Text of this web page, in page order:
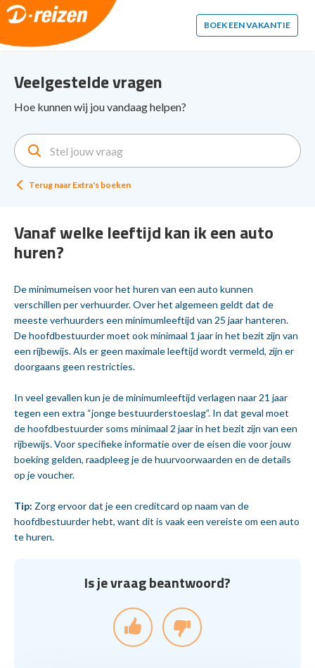
2. Paste this code immediately after the opening tag:
BOEK EEN VAKANTIE
Veelgestelde vragen
Hoe kunnen wij jou vandaag helpen?
Terug naar Extra's boeken
Vanaf welke leeftijd kan ik een auto
huren?
De minimumeisen voor het huren van een auto kunnen
verschillen per verhuurder. Over het algemeen geldt dat de
meeste verhuurders een minimumleeftijd van 25 jaar hanteren.
De hoofdbestuurder moet ook minimaal 1 jaar in het bezit zijn van
een rijbewijs. Als er geen maximale leeftijd wordt vermeld, zijn er
doorgaans geen restricties.
In veel gevallen kun je de minimumleeftijd verlagen naar 21 jaar
tegen een extra “jonge bestuurderstoeslag”. In dat geval moet
de hoofdbestuurder soms minimaal 2 jaar in het bezit zijn van een
rijbewijs. Voor specifieke informatie over de eisen die voor jouw
boeking gelden, raadpleeg je de huurvoorwaarden en de details
op je voucher.
Tip: Zorg ervoor dat je een creditcard op naam van de
hoofdbestuurder hebt, want dit is vaak een vereiste om een auto
te huren.
Is je vraag beantwoord?